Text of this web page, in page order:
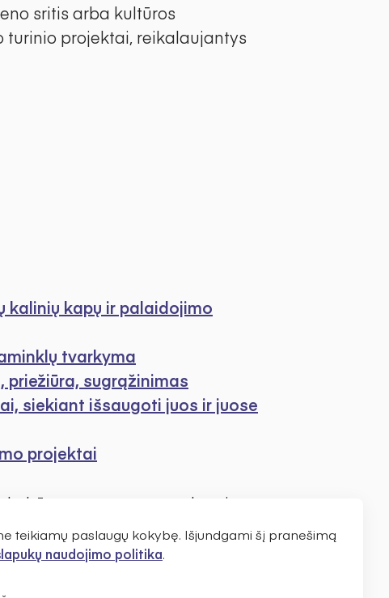
sritis arba kultūros
projektai, reikalaujantys
kalinių kapų ir palaidojimo
tvarkyma
sugrąžinimas
siekiant išsaugoti juos ir juose
projektai
programos puslapyje.
taip pat rasite kultūros
teikiamų paslaugų kokybę. Išjundgami šį pranešimą
naudojimo politika.